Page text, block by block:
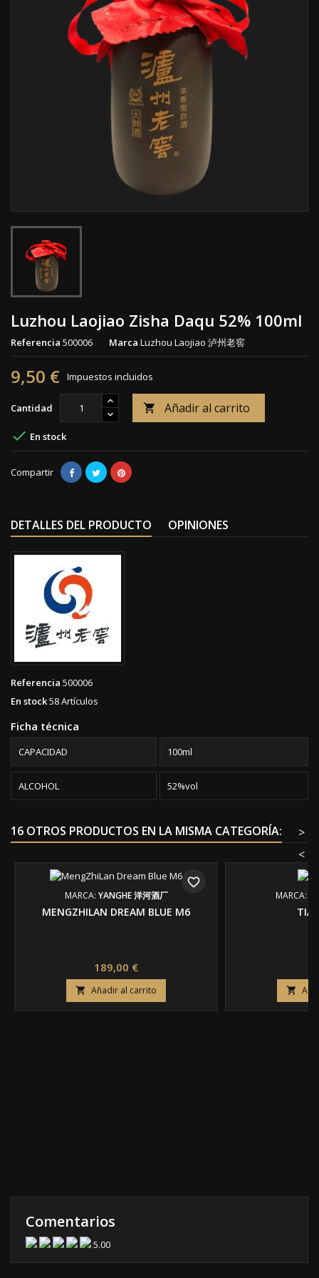
Luzhou Laojiao Zisha Daqu 52% 100ml
Referencia 500006 Marca Luzhou Laojiao 泸州老窖
9,50 € Impuestos incluidos
Cantidad  Añadir al carrito
 En stock
Compartir
DETALLES DEL PRODUCTO OPINIONES
Referencia 500006
En stock58 Artículos
Ficha técnica
CAPACIDAD 100ml
ALCOHOL 52%vol
16 OTROS PRODUCTOS EN LA MISMA CATEGORÍA:
>
<
MARCA: YANGHE 洋河酒厂
MENGZHILAN DREAM BLUE M6
Precio
189,00 €
 Añadir al carrito
favorite_border
MARCA:

Comentarios
5.00